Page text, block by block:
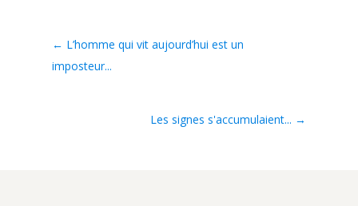
← L’homme qui vit aujourd’hui est un
imposteur...
Les signes s'accumulaient... →